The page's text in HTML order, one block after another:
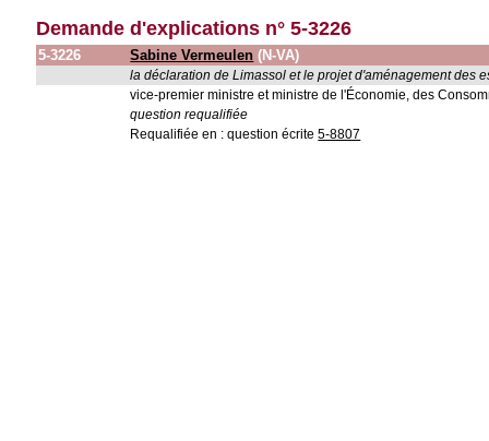
Demande d'explications n° 5-3226
5-3226 Sabine Vermeulen (N-VA)
la déclaration de Limassol et le projet d'aménagement des
vice-premier ministre et ministre de l'Économie, des
question requalifiée
Requalifiée en : question écrite5-8807